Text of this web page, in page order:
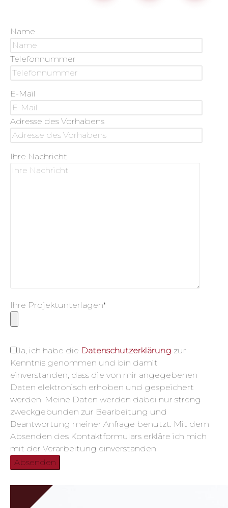
Name
Telefonnummer
E-Mail
Adresse des Vorhabens
Ihre Nachricht
Ihre Projektunterlagen*
Ja, ich habe die Datenschutzerklärung zur
Kenntnis genommen und bin damit
einverstanden, dass die von mir angegebenen
Daten elektronisch erhoben und gespeichert
werden. Meine Daten werden dabei nur streng
zweckgebunden zur Bearbeitung und
Beantwortung meiner Anfrage benutzt. Mit dem
Absenden des Kontaktformulars erkläre ich mich
mit der Verarbeitung einverstanden.